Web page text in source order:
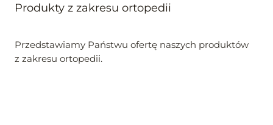
Produkty z zakresu ortopedii
Przedstawiamy Państwu ofertę naszych produktów
z zakresu ortopedii.